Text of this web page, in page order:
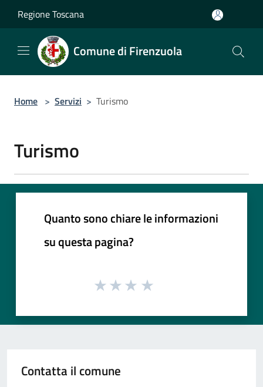
Regione Toscana
Comune di Firenzuola
Home > Servizi > Turismo
Turismo
Quanto sono chiare le informazioni
su questa pagina?
Contatta il comune